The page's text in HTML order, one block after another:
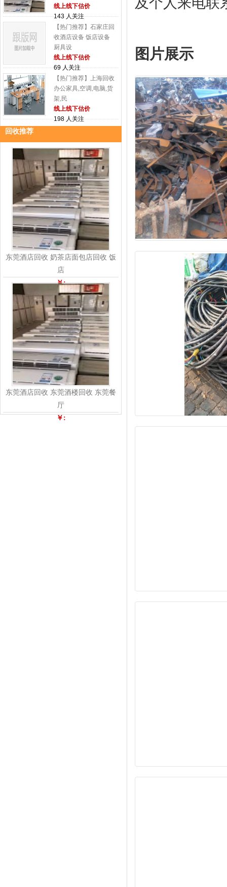
线上线下估价
143 人关注
【热门推荐】石家庄回
收酒店设备 饭店设备
厨具设
线上线下估价
69 人关注
【热门推荐】上海回收
办公家具,空调,电脑,货
架,民
线上线下估价
198 人关注
回收推荐
东莞酒店回收 奶茶店面包店回收 饭
店
￥:
东莞酒店回收 东莞酒楼回收 东莞餐
厅
￥:
图片展示